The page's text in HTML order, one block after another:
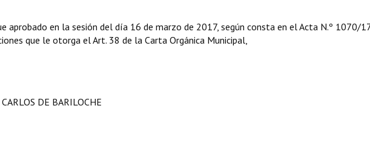
aprobado en la sesión del día 16 de marzo de 2017, según consta en el Acta N.º 1070/
que le otorga el Art. 38 de la Carta Orgánica Municipal,
DE BARILOCHE